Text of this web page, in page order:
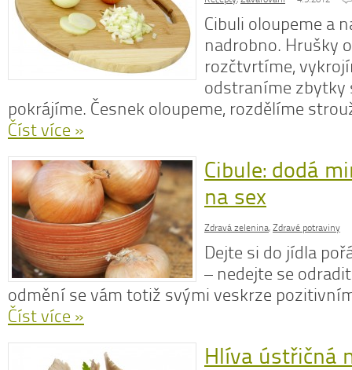
Cibuli oloupeme a
nadrobno. Hrušky
rozčtvrtíme,
odstraníme zbytky
pokrájíme. Česnek oloupeme, rozdělíme
Číst více »
Cibule: dodá
na sex
Zdravá zelenina, Zdravé potraviny
Dejte si do jídla
– nedejte se
odmění se vám totiž svými veskrze
Číst více »
Hlíva ústřičná